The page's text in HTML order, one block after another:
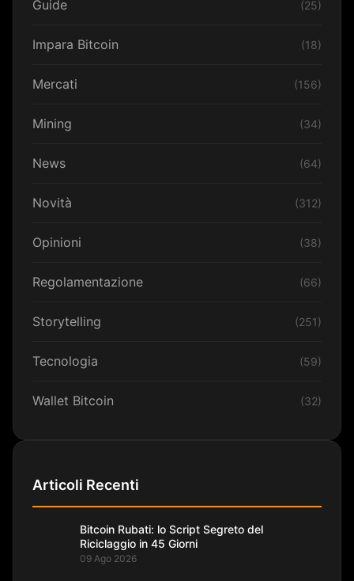
Guide (25)
Impara Bitcoin (18)
Mercati (156)
Mining (34)
News (64)
Novità (312)
Opinioni (38)
Regolamentazione (66)
Storytelling (251)
Tecnologia (59)
Wallet Bitcoin (32)
Articoli Recenti
Bitcoin Rubati: lo Script Segreto del
Riciclaggio in 45 Giorni
09 Ago 2026